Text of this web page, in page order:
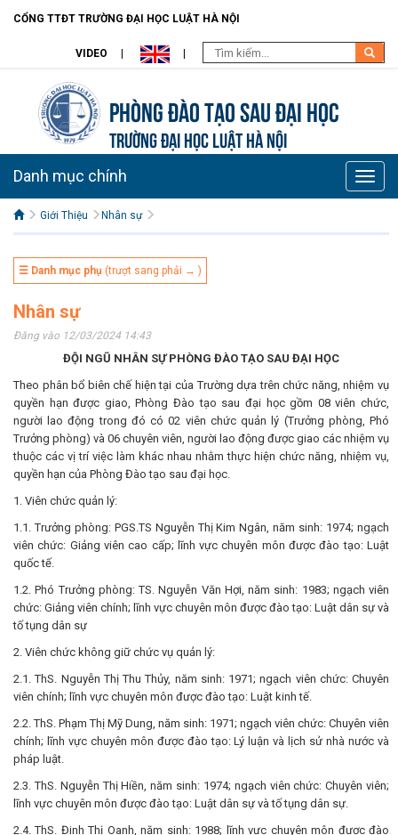
CỔNG TTĐT TRƯỜNG ĐẠI HỌC LUẬT HÀ NỘI
VIDEO
Phòng Đào tạo Sau đại học
TRƯỜNG ĐẠI HỌC LUẬT HÀ NỘI
Toggle
Danh mục chính
Giới Thiệu Nhân sự
☰ Danh mục phụ (trượt sang phải → )
Nhân sự
Đăng vào 12/03/2024 14:43
ĐỘI NGŨ NHÂN SỰ PHÒNG ĐÀO TẠO SAU ĐẠI HỌC
Theo phân bổ biên chế hiện tại của Trường dựa trên chức năng, nhiệm vụ
quyền hạn được giao, Phòng Đào tạo sau đại học gồm 08 viên chức,
người lao động trong đó có 02 viên chức quản lý (Trưởng phòng, Phó
Trưởng phòng) và 06 chuyên viên, người lao động được giao các nhiệm vụ
thuộc các vị trí việc làm khác nhau nhằm thực hiện chức năng, nhiệm vụ,
quyền hạn của Phòng Đào tạo sau đại học.
1. Viên chức quản lý:
1.1. Trưởng phòng: PGS.TS Nguyễn Thị Kim Ngân, năm sinh: 1974; ngạch
viên chức: Giảng viên cao cấp; lĩnh vực chuyên môn được đào tạo: Luật
quốc tế.
1.2. Phó Trưởng phòng: TS. Nguyễn Văn Hợi, năm sinh: 1983; ngạch viên
chức: Giảng viên chính; lĩnh vực chuyên môn được đào tạo: Luật dân sự và
tố tụng dân sự
2. Viên chức không giữ chức vụ quản lý:
2.1. ThS. Nguyễn Thị Thu Thủy, năm sinh: 1971; ngạch viên chức: Chuyên
viên chính; lĩnh vực chuyên môn được đào tạo: Luật kinh tế.
2.2. ThS. Phạm Thị Mỹ Dung, năm sinh: 1971; ngạch viên chức: Chuyên viên
chính; lĩnh vực chuyên môn được đào tạo: Lý luận và lịch sử nhà nước và
pháp luật.
2.3. ThS. Nguyễn Thị Hiền, năm sinh: 1974; ngạch viên chức: Chuyên viên;
lĩnh vực chuyên môn được đào tạo: Luật dân sự và tố tụng dân sự.
2.4. ThS. Đinh Thị Oanh, năm sinh: 1988; lĩnh vực chuyên môn được đào